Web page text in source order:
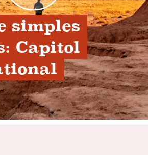
simples
Capitol